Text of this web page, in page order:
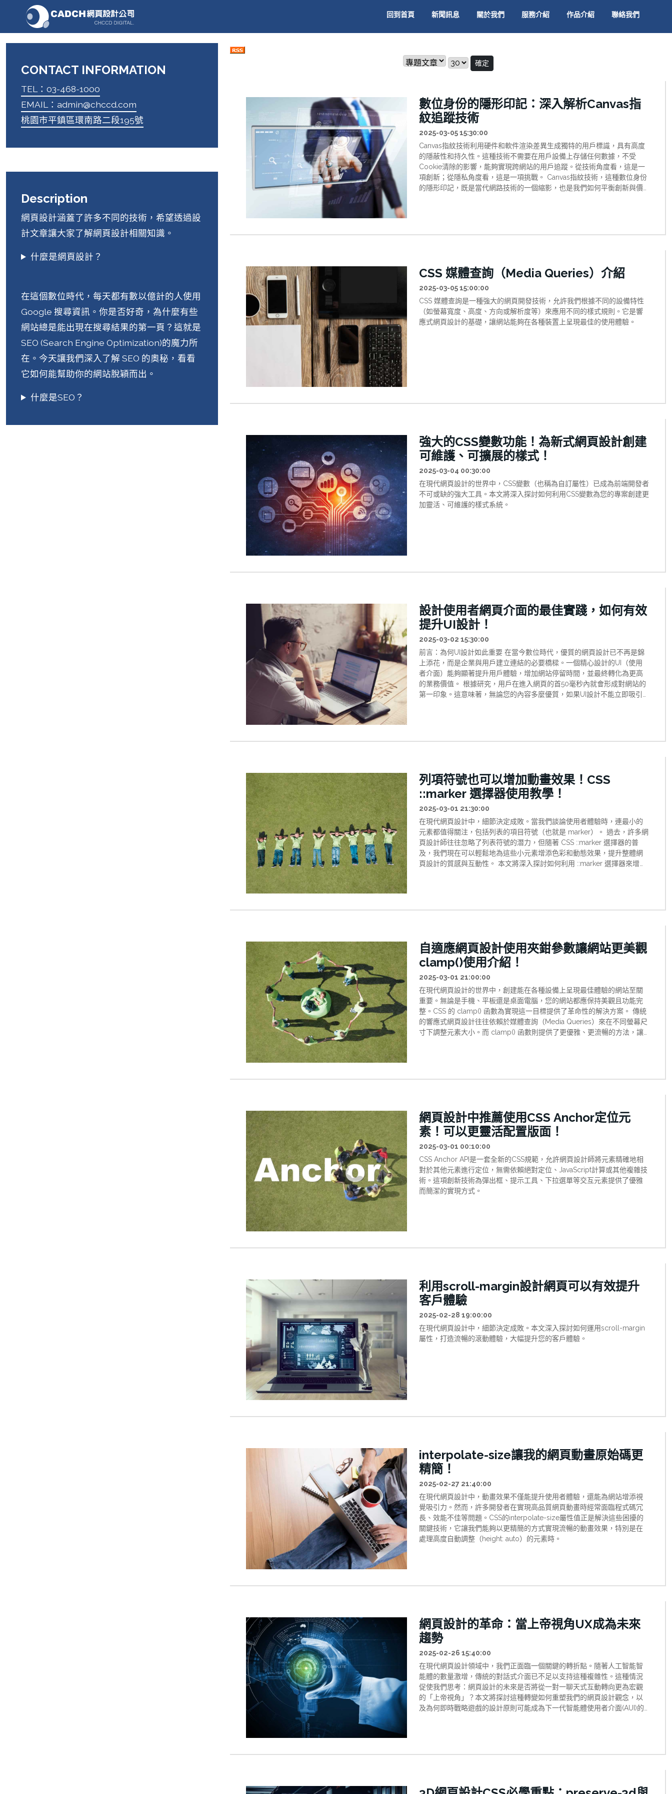
回到首頁 新聞訊息 關於我們 服務介紹 作品介紹 聯絡我們
確定
數位身份的隱形印記：深入解析Canvas指
紋追蹤技術
2025-03-05 15:30:00
Canvas指紋技術利用硬件和軟件渲染差異生成獨特的用戶標識，具有高度
的隱蔽性和持久性。這種技術不需要在用戶設備上存儲任何數據，不受
Cookie清除的影響，能夠實現跨網站的用戶追蹤。從技術角度看，這是一
項創新；從隱私角度看，這是一項挑戰。 Canvas指紋技術，這種數位身份
的隱形印記，既是當代網路技術的一個縮影，也是我們如何平衡創新與價
站和服務採用。與傳統的Cookie追蹤不同，Canvas指紋不需要在用戶設備
下依然有效。這使得它成為廣告商、數據分析公司和安全服務提供商眼中
的「完美追蹤工具」。 本文將深入解析Canvas指紋追蹤技術的工作原理、
實現方式、應用場景及其在隱私保護中的倫理問題。我們將以PNG圖片數
據格式為切入點，展示Canvas指紋技術的技術細節，並提供實用的防護措
CSS 媒體查詢（Media Queries）介紹
2025-03-05 15:00:00
CSS 媒體查詢是一種強大的網頁開發技術，允許我們根據不同的設備特性
（如螢幕寬度、高度、方向或解析度等）來應用不同的樣式規則。它是響
應式網頁設計的基礎，讓網站能夠在各種裝置上呈現最佳的使用體驗。
強大的CSS變數功能！為新式網頁設計創建
可維護、可擴展的樣式！
2025-03-04 00:30:00
在現代網頁設計的世界中，CSS變數（也稱為自訂屬性）已成為前端開發者
不可或缺的強大工具。本文將深入探討如何利用CSS變數為您的專案創建更
加靈活、可維護的樣式系統。
設計使用者網頁介面的最佳實踐，如何有效
提升UI設計！
2025-03-02 15:30:00
前言：為何UI設計如此重要 在當今數位時代，優質的網頁設計已不再是錦
上添花，而是企業與用戶建立連結的必要橋樑。一個精心設計的UI（使用
者介面）能夠顯著提升用戶體驗，增加網站停留時間，並最終轉化為更高
的業務價值。 根據研究，用戶在進入網頁的首50毫秒內就會形成對網站的
第一印象。這意味著，無論您的內容多麼優質，如果UI設計不能立即吸引
列項符號也可以增加動畫效果！CSS
::marker 選擇器使用教學！
2025-03-01 21:30:00
在現代網頁設計中，細節決定成敗。當我們談論使用者體驗時，連最小的
元素都值得關注，包括列表的項目符號（也就是 marker）。 過去，許多網
頁設計師往往忽略了列表符號的潛力，但隨著 CSS ::marker 選擇器的普
及，我們現在可以輕鬆地為這些小元素增添色彩和動態效果，提升整體網
頁設計的質感與互動性。 本文將深入探討如何利用 ::marker 選擇器來增強
自適應網頁設計使用夾鉗參數讓網站更美觀
clamp()使用介紹！
2025-03-01 21:00:00
在現代網頁設計的世界中，創建能在各種設備上呈現最佳體驗的網站至關
重要。無論是手機、平板還是桌面電腦，您的網站都應保持美觀且功能完
整。CSS 的 clamp() 函數為實現這一目標提供了革命性的解決方案。 傳統
的響應式網頁設計往往依賴於媒體查詢（Media Queries）來在不同螢幕尺
寸下調整元素大小。而 clamp() 函數則提供了更優雅、更流暢的方法，讓
網頁設計中推薦使用CSS Anchor定位元
素！可以更靈活配置版面！
2025-03-01 00:10:00
CSS Anchor API是一套全新的CSS規範，允許網頁設計師將元素精確地相
對於其他元素進行定位，無需依賴絕對定位、JavaScript計算或其他複雜技
術。這項創新技術為彈出框、提示工具、下拉選單等交互元素提供了優雅
而簡潔的實現方式。
利用scroll-margin設計網頁可以有效提升
客戶體驗
2025-02-28 19:00:00
在現代網頁設計中，細節決定成敗。本文深入探討如何運用scroll-margin
屬性，打造流暢的滾動體驗，大幅提升您的客戶體驗。
interpolate-size讓我的網頁動畫原始碼更
精簡！
2025-02-27 21:40:00
在現代網頁設計中，動畫效果不僅能提升使用者體驗，還能為網站增添視
覺吸引力。然而，許多開發者在實現高品質網頁動畫時經常面臨程式碼冗
長、效能不佳等問題。CSS的interpolate-size屬性值正是解決這些困擾的
關鍵技術，它讓我們能夠以更精簡的方式實現流暢的動畫效果，特別是在
處理高度自動調整（height: auto）的元素時。
網頁設計的革命：當上帝視角UX成為未來
趨勢
2025-02-26 15:40:00
在現代網頁設計領域中，我們正面臨一個關鍵的轉折點。隨著人工智能智
能體的數量激增，傳統的對話式介面已不足以支持這種複雜性。這種情況
促使我們思考：網頁設計的未來是否將從一對一聊天式互動轉向更為宏觀
的「上帝視角」？本文將探討這種轉變如何重塑我們的網頁設計觀念，以
及為何即時戰略遊戲的設計原則可能成為下一代智能體使用者介面(AUI)的
CONTACT INFORMATION
TEL：03-468-1000
EMAIL：admin@chccd.com
桃園市平鎮區環南路二段195號
Description
網頁設計涵蓋了許多不同的技術，希望透過設
計文章讓大家了解網頁設計相關知識。
什麼是網頁設計？
在這個數位時代，每天都有數以億計的人使用
Google 搜尋資訊。你是否好奇，為什麼有些
網站總是能出現在搜尋結果的第一頁？這就是
SEO (Search Engine Optimization)的魔力所
在。今天讓我們深入了解 SEO 的奧秘，看看
它如何能幫助你的網站脫穎而出。
什麼是SEO？